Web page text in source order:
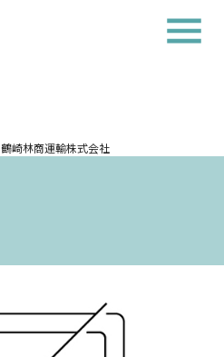
鶴崎林商運輸株式会社